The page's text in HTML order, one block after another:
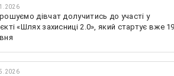
дівчат долучитись до участі у
«Шлях захисниці 2.0», який стартує вже 19